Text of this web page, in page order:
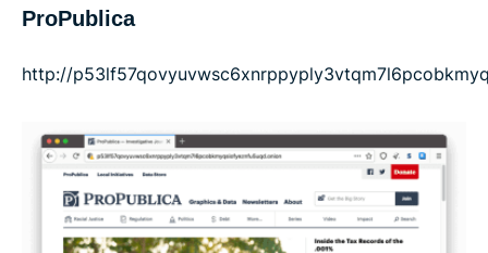
ProPublica
http://